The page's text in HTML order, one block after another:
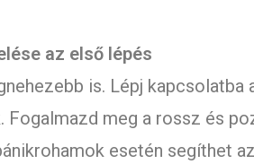
az első lépés
is. Lépj
Fogalmazd meg a rossz és
esetén segíthet